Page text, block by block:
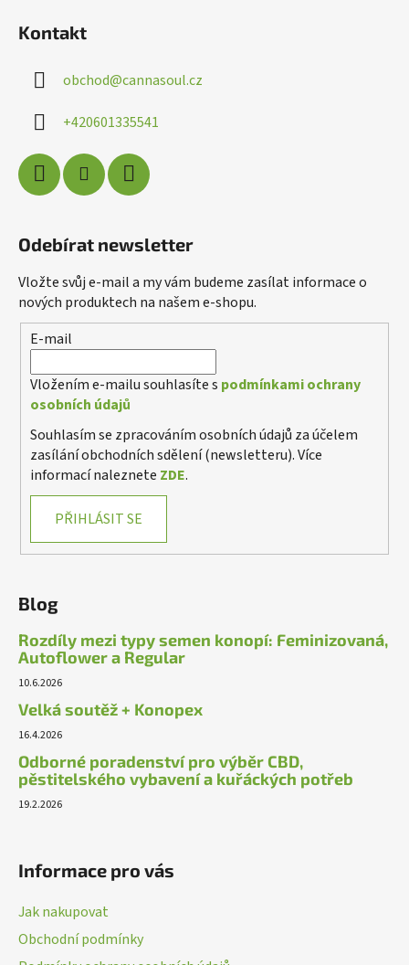
Kontakt
obchod@cannasoul.cz
+420601335541
Odebírat newsletter
Vložte svůj e-mail a my vám budeme zasílat informace o
nových produktech na našem e-shopu.
E-mail
Vložením e-mailu souhlasíte s podmínkami ochrany
osobních údajů
Souhlasím se zpracováním osobních údajů za účelem
zasílání obchodních sdělení (newsletteru). Více
informací naleznete ZDE.
PŘIHLÁSIT SE
Blog
Rozdíly mezi typy semen konopí: Feminizovaná,
Autoflower a Regular
10.6.2026
Velká soutěž + Konopex
16.4.2026
Odborné poradenství pro výběr CBD,
pěstitelského vybavení a kuřáckých potřeb
19.2.2026
Informace pro vás
Jak nakupovat
Obchodní podmínky